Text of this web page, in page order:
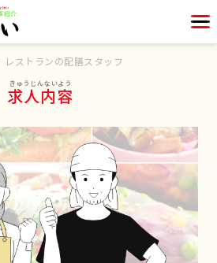
レストランの配膳スタッフ
求人内容